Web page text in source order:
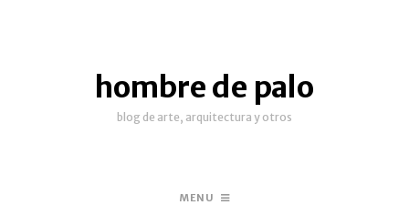
hombre de palo
blog de arte, arquitectura y otros
MENU